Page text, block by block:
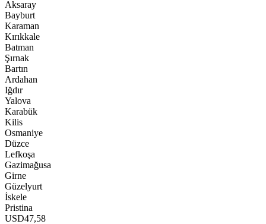
Aksaray
Bayburt
Karaman
Kırıkkale
Batman
Şırnak
Bartın
Ardahan
Iğdır
Yalova
Karabük
Kilis
Osmaniye
Düzce
Lefkoşa
Gazimağusa
Girne
Güzelyurt
İskele
Pristina
USD47,58